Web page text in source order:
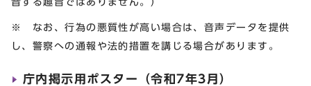
※ なお、行為の悪質性が高い場合は、音声データを提供
し、警察への通報や法的措置を講じる場合があります。
庁内掲示用ポスター（令和7年3月）